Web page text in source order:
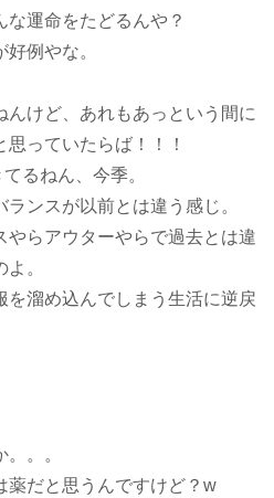
運命をたどるんや？
例やな。
んけど、あれもあっという間に
っていたらば！！！
るねん、今季。
ンスが以前とは違う感じ。
やらアウターやらで過去とは違
。
を溜め込んでしまう生活に逆戻
。。
薬だと思うんですけど？w